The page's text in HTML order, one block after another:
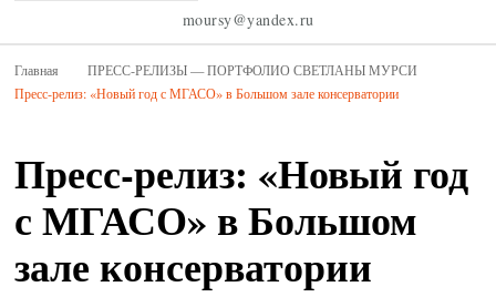
moursy@yandex.ru
Главная
ПРЕСС-РЕЛИЗЫ — ПОРТФОЛИО СВЕТЛАНЫ МУРСИ
Пресс-релиз: «Новый год с МГАСО» в Большом зале консерватории
Пресс-релиз: «Новый год
с МГАСО» в Большом
зале консерватории